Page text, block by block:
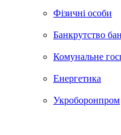
Фізичні особи
Банкрутство
Комунальне
Енергетика
Укроборонпром